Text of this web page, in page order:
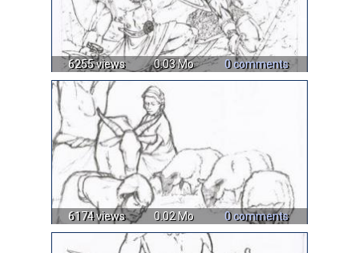
6255 views 0.03 Mo 0 comments
6174 views 0.02 Mo 0 comments